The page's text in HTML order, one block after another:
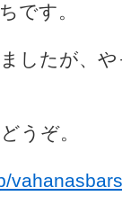
です。
したが、
うぞ。